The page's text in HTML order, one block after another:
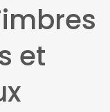
et